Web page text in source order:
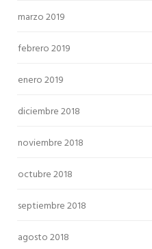
marzo 2019
febrero 2019
enero 2019
diciembre 2018
noviembre 2018
octubre 2018
septiembre 2018
agosto 2018